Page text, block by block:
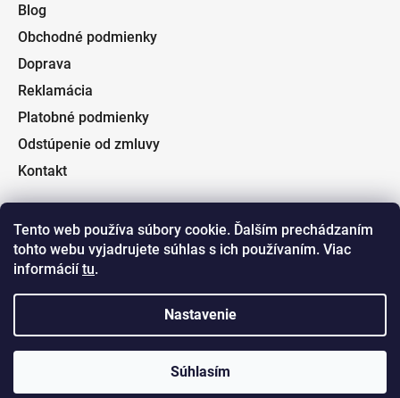
Tento web používa súbory cookie. Ďalším prechádzaním
tohto webu vyjadrujete súhlas s ich používaním. Viac
informáciítu.
Nastavenie
Súhlasím
Blog
Obchodné podmienky
Doprava
Reklamácia
Platobné podmienky
Odstúpenie od zmluvy
Kontakt
Facebook
Vytvoril Shoptet a